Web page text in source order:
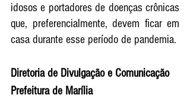
idosos e portadores de doenças crônicas
que, preferencialmente, devem ficar em
casa durante esse período de pandemia.
Diretoria de Divulgação e Comunicação
Prefeitura de Marília